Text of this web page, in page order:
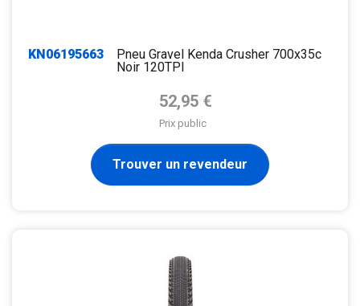
KN06195663
Pneu Gravel Kenda Crusher 700x35c
Noir 120TPI
Prix de base
52,95 €
Prix public
Trouver un revendeur